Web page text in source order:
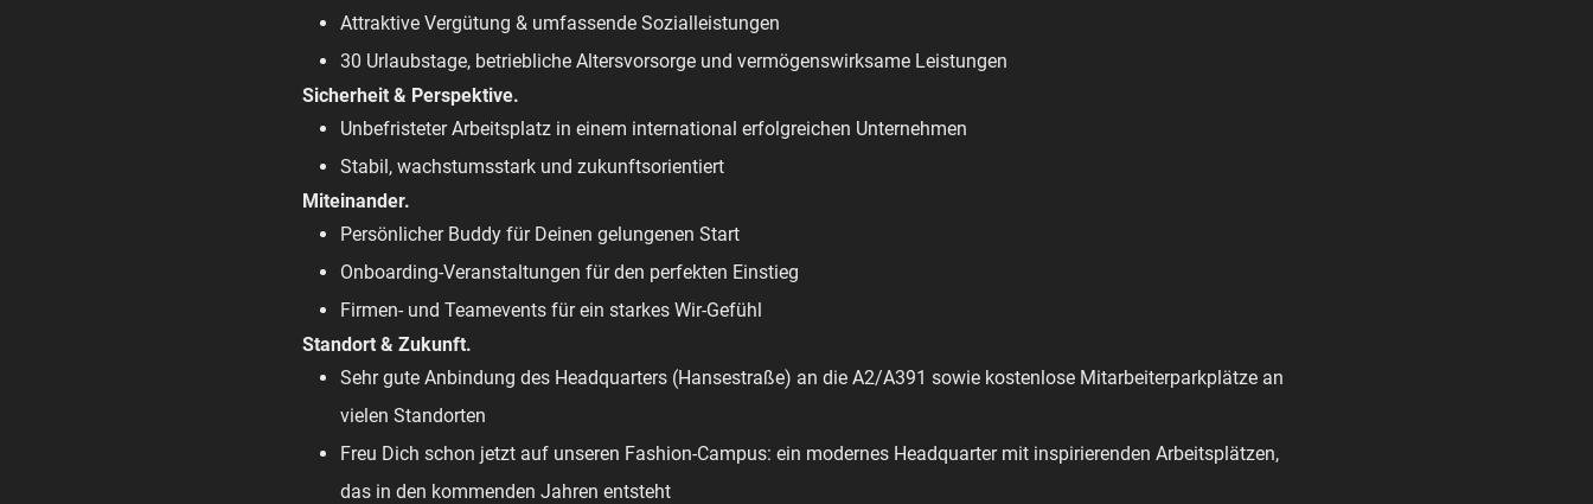
Attraktive Vergütung & umfassende Sozialleistungen
30 Urlaubstage, betriebliche Altersvorsorge und vermögenswirksame Leistungen
Sicherheit & Perspektive.
Unbefristeter Arbeitsplatz in einem international erfolgreichen Unternehmen
Stabil, wachstumsstark und zukunftsorientiert
Miteinander.
Persönlicher Buddy für Deinen gelungenen Start
Onboarding-Veranstaltungen für den perfekten Einstieg
Firmen- und Teamevents für ein starkes Wir-Gefühl
Standort & Zukunft.
Sehr gute Anbindung des Headquarters (Hansestraße) an die A2/A391 sowie kostenlose Mitarbeiterparkplätze an
vielen Standorten
Freu Dich schon jetzt auf unseren Fashion-Campus: ein modernes Headquarter mit inspirierenden Arbeitsplätzen,
das in den kommenden Jahren entsteht